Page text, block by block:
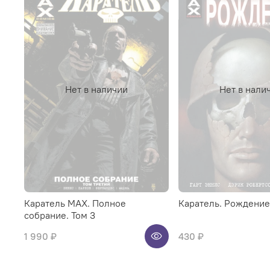
Нет в наличии
Каратель MAX. Полное
собрание. Том 3
1 990 ₽
Нет в
Каратель. Рождение
430 ₽